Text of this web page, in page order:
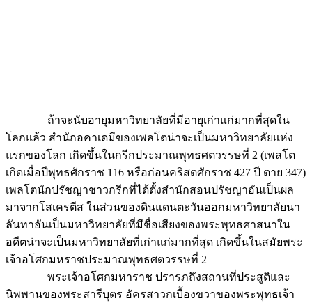
ถ้าจะนับอายุมหาวิทยาลัยที่มีอายุเก่าแก่มากที่สุดใน
โลกแล้ว สำนักอคาเดมีของเพลโตน่าจะเป็นมหาวิทยาลัยแห่ง
แรกของโลก เกิดขึ้นในกรีกประมาณพุทธศตวรรษที่ 2 (เพลโต
เกิดเมื่อปีพุทธศักราช 116 หรือก่อนคริสตศักราช 427 ปี ตาย 347)
เพลโตนักปรัชญาชาวกรีกที่ได้ตั้งสำนักสอนปรัชญาอันเป็นผล
มาจากโสเครตีส ในส่วนของดินแดนตะวันออกมหาวิทยาลัยนา
ลันทาอันเป็นมหาวิทยาลัยที่มีชื่อเสียงของพระพุทธศาสนาใน
อดีตน่าจะเป็นมหาวิทยาลัยที่เก่าแก่มากที่สุด เกิดขึ้นในสมัยพระ
เจ้าอโศกมหราชประมาณพุทธศตวรรษที่ 2
พระเจ้าอโศกมหาราช ปรารภถึงสถานที่ประสูติและ
นิพพานของพระสารีบุตร อัครสาวกเบื้องขวาของพระพุทธเจ้า